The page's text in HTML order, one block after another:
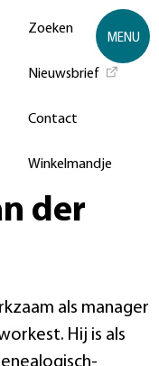
Zoeken
Nieuwsbrief
Contact
Winkelmandje
MENU
der
als manager
Hij is als